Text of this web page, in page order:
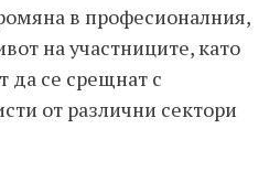
в професионалния,
на участниците, като
се срещнат с
от различни сектори